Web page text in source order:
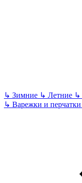
↳ Зимние ↳ Летние ↳
↳ Варежки и перчатки